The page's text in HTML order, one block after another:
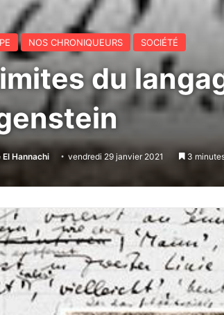
NOS CHRONIQUEURS SOCIÉTÉ
du
Hannachi vendredi 29 janvier 2021 3